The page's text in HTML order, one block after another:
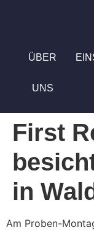
ÜBER
UNS
First
in
Am Proben-